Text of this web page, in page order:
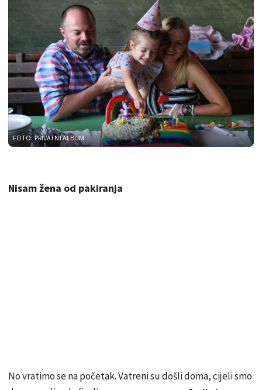
FOTO: PRIVATNI ALBUM
Nisam žena od pakiranja
No vratimo se na početak. Vatreni su došli doma, cijeli smo